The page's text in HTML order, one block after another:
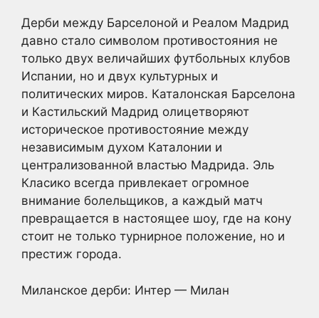
Дерби между Барселоной и Реалом Мадрид
давно стало символом противостояния не
только двух величайших футбольных клубов
Испании, но и двух культурных и
политических миров. Каталонская Барселона
и Кастильский Мадрид олицетворяют
историческое противостояние между
независимым духом Каталонии и
централизованной властью Мадрида. Эль
Класико всегда привлекает огромное
внимание болельщиков, а каждый матч
превращается в настоящее шоу, где на кону
стоит не только турнирное положение, но и
престиж города.
Миланское дерби: Интер — Милан